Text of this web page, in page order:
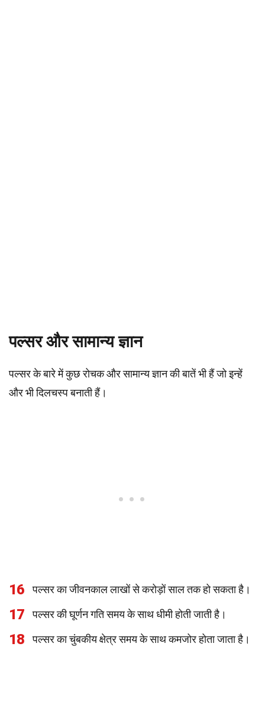
पल्सर और सामान्य ज्ञान
पल्सर के बारे में कुछ रोचक और सामान्य ज्ञान की बातें भी हैं जो इन्हें
और भी दिलचस्प बनाती हैं।
16 पल्सर का जीवनकाल लाखों से करोड़ों साल तक हो सकता है।
17 पल्सर की घूर्णन गति समय के साथ धीमी होती जाती है।
18 पल्सर का चुंबकीय क्षेत्र समय के साथ कमजोर होता जाता है।